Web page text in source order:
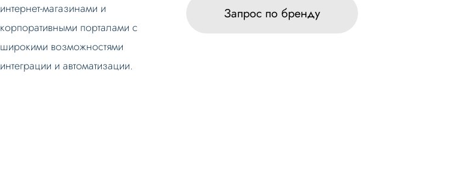
Запрос по бренду
интернет-магазинами и
корпоративными порталами с
широкими возможностями
интеграции и автоматизации.